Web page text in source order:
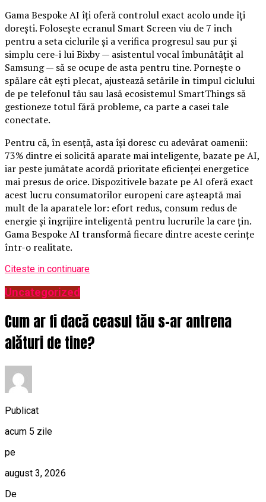
Gama Bespoke AI îți oferă controlul exact acolo unde îți
dorești. Folosește ecranul Smart Screen viu de 7 inch
pentru a seta ciclurile și a verifica progresul sau pur și
simplu cere-i lui Bixby — asistentul vocal îmbunătățit al
Samsung — să se ocupe de asta pentru tine. Pornește o
spălare cât ești plecat, ajustează setările în timpul ciclului
de pe telefonul tău sau lasă ecosistemul SmartThings să
gestioneze totul fără probleme, ca parte a casei tale
conectate.
Pentru că, în esență, asta își doresc cu adevărat oamenii:
73% dintre ei solicită aparate mai inteligente, bazate pe AI,
iar peste jumătate acordă prioritate eficienței energetice
mai presus de orice. Dispozitivele bazate pe AI oferă exact
acest lucru consumatorilor europeni care așteaptă mai
mult de la aparatele lor: efort redus, consum redus de
energie și îngrijire inteligentă pentru lucrurile la care țin.
Gama Bespoke AI transformă fiecare dintre aceste cerințe
într-o realitate.
Citeste in continuare
Uncategorized
Cum ar fi dacă ceasul tău s-ar antrena
alături de tine?
Publicat
acum 5 zile
pe
august 3, 2026
De